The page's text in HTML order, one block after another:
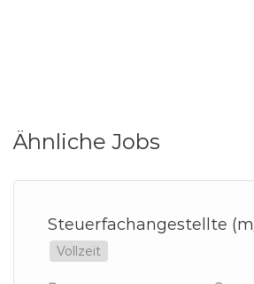
Ähnliche Jobs
Steuerfachangestellte
Vollzeit